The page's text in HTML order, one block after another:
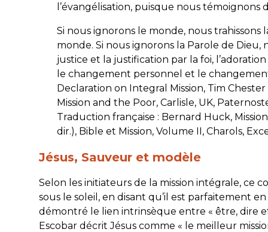
l’évangélisation, puisque nous témoignons
Si nous ignorons le monde, nous
monde. Si nous ignorons la Parole de Dieu,
justice et la justification par la foi,
le changement personnel et le
Declaration on Integral Mission, Tim
Mission and the Poor, Carlisle, UK,
Traduction française : Bernard Huck,
dir.), Bible et Mission, Volume II, Charols,
Jésus, Sauveur et modèle
Selon les initiateurs de la mission intégrale, ce
sous le soleil, en disant qu’il est parfaitement
démontré le lien intrinsèque entre « être, dire
Escobar décrit Jésus comme « le meilleur